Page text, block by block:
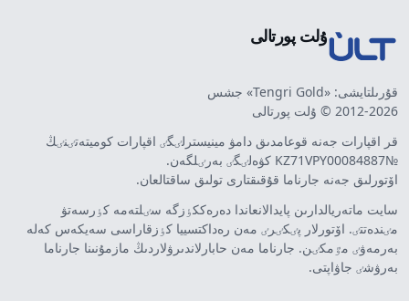
ۇلت پورتالى
قۇرىلتايشى: «Tengri Gold» جشس
2012-2026 © ۇلت پورتالى
قر اقپارات جەنە قوعامدىق دامۋ مينيسترلٸگٸ اقپارات كوميتەتٸنٸڭ
№KZ71VPY00084887 كۋەلٸگٸ بەرٸلگەن.
اۆتورلىق جەنە جارناما قۇقىقتارى تولىق ساقتالعان.
سايت ماتەريالدارىن پايدالانعاندا دەرەككٶزگە سٸلتەمە كٶرسەتۋ
مٸندەتتٸ. اۆتورلار پٸكٸرٸ مەن رەداكتسييا كٶزقاراسى سەيكەس كەلە
بەرمەۋٸ مٷمكٸن. جارناما مەن حابارلاندىرۋلاردىڭ مازمۇنىنا جارناما
بەرۋشٸ جاۋاپتى.